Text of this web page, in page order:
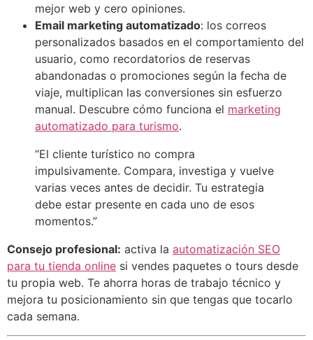
mejor web y cero opiniones.
Email marketing automatizado: los correos
personalizados basados en el comportamiento del
usuario, como recordatorios de reservas
abandonadas o promociones según la fecha de
viaje, multiplican las conversiones sin esfuerzo
manual. Descubre cómo funciona el marketing
automatizado para turismo.
“El cliente turístico no compra
impulsivamente. Compara, investiga y vuelve
varias veces antes de decidir. Tu estrategia
debe estar presente en cada uno de esos
momentos.”
Consejo profesional: activa la automatización SEO
para tu tienda online si vendes paquetes o tours desde
tu propia web. Te ahorra horas de trabajo técnico y
mejora tu posicionamiento sin que tengas que tocarlo
cada semana.